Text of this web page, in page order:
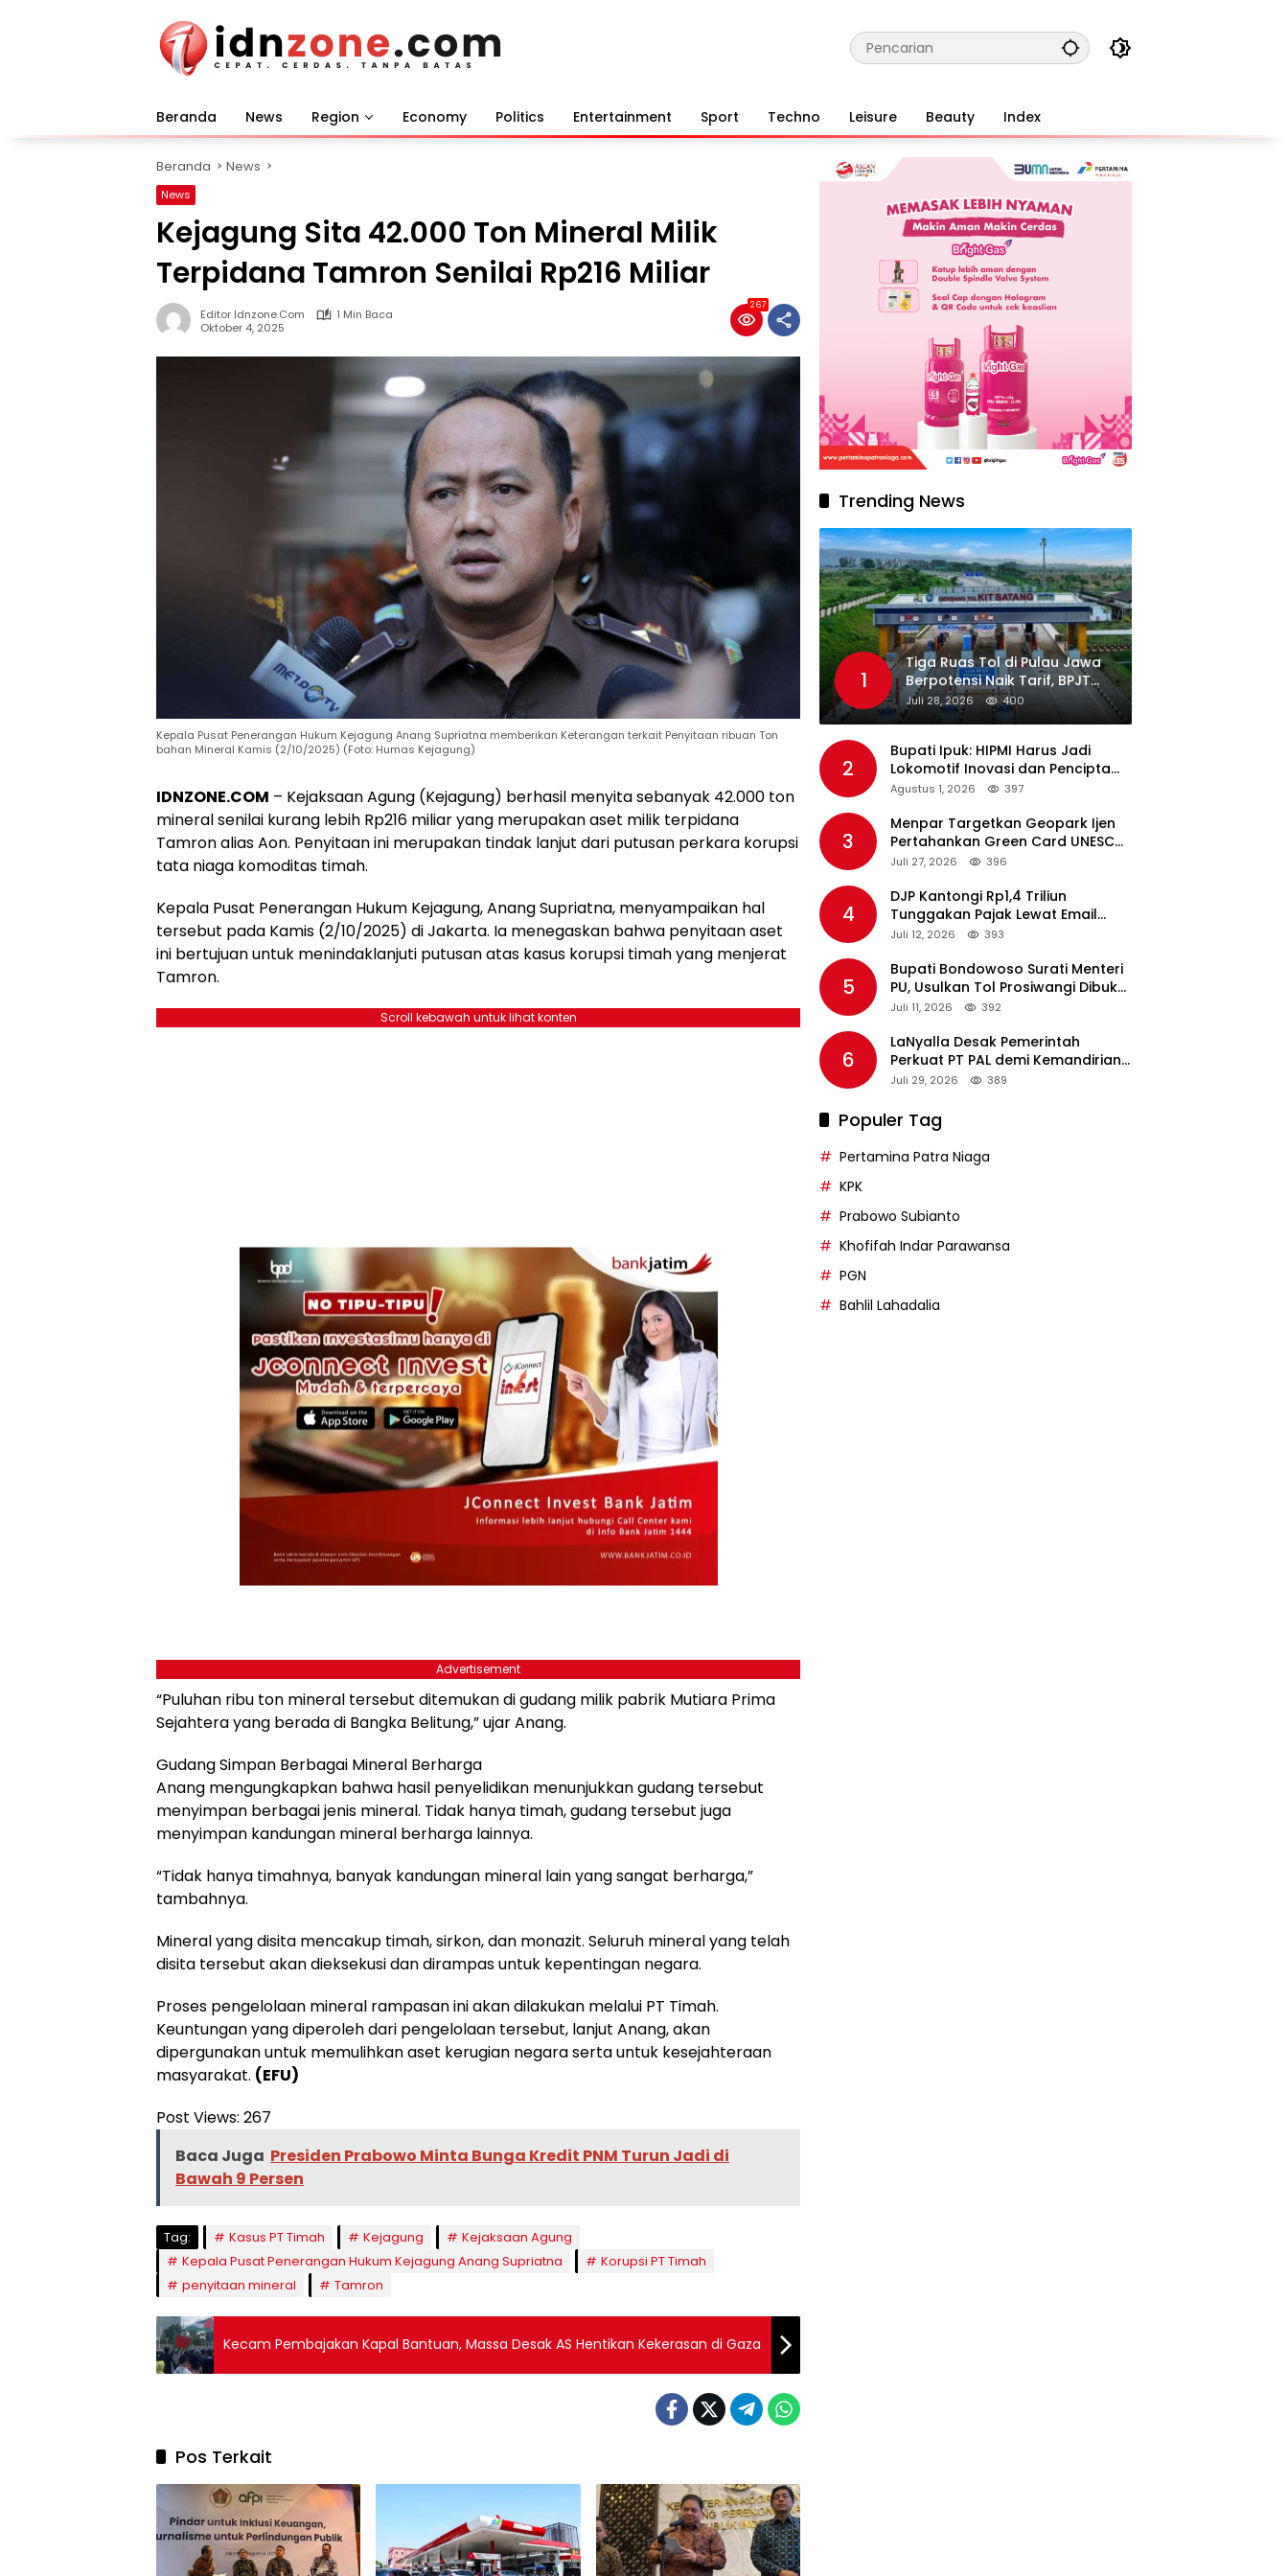
Beranda News Region Economy Politics Entertainment Sport Techno Leisure Beauty Index
Beranda News
News
Kejagung Sita 42.000 Ton Mineral Milik
Terpidana Tamron Senilai Rp216 Miliar
Editor Idnzone.com
1 Min Baca
Oktober 4, 2025
267
Kepala Pusat Penerangan Hukum Kejagung Anang Supriatna memberikan Keterangan terkait Penyitaan ribuan Ton
bahan Mineral Kamis (2/10/2025) (Foto: Humas Kejagung)
IDNZONE.COM – Kejaksaan Agung (Kejagung) berhasil menyita sebanyak 42.000 ton
mineral senilai kurang lebih Rp216 miliar yang merupakan aset milik terpidana
Tamron alias Aon. Penyitaan ini merupakan tindak lanjut dari putusan perkara korupsi
tata niaga komoditas timah.
Kepala Pusat Penerangan Hukum Kejagung, Anang Supriatna, menyampaikan hal
tersebut pada Kamis (2/10/2025) di Jakarta. Ia menegaskan bahwa penyitaan aset
ini bertujuan untuk menindaklanjuti putusan atas kasus korupsi timah yang menjerat
Tamron.
Scroll kebawah untuk lihat konten
Advertisement
“Puluhan ribu ton mineral tersebut ditemukan di gudang milik pabrik Mutiara Prima
Sejahtera yang berada di Bangka Belitung,” ujar Anang.
Gudang Simpan Berbagai Mineral Berharga
Anang mengungkapkan bahwa hasil penyelidikan menunjukkan gudang tersebut
menyimpan berbagai jenis mineral. Tidak hanya timah, gudang tersebut juga
menyimpan kandungan mineral berharga lainnya.
“Tidak hanya timahnya, banyak kandungan mineral lain yang sangat berharga,”
tambahnya.
Mineral yang disita mencakup timah, sirkon, dan monazit. Seluruh mineral yang telah
disita tersebut akan dieksekusi dan dirampas untuk kepentingan negara.
Proses pengelolaan mineral rampasan ini akan dilakukan melalui PT Timah.
Keuntungan yang diperoleh dari pengelolaan tersebut, lanjut Anang, akan
dipergunakan untuk memulihkan aset kerugian negara serta untuk kesejahteraan
masyarakat. (EFU)
Post Views: 267
Baca Juga Presiden Prabowo Minta Bunga Kredit PNM Turun Jadi di
Bawah 9 Persen
Tag: Kasus PT Timah Kejagung
Kejaksaan Agung
Kepala Pusat Penerangan Hukum Kejagung Anang Supriatna
Korupsi PT Timah
penyitaan mineral
Tamron
Kecam Pembajakan Kapal Bantuan, Massa Desak AS Hentikan Kekerasan di Gaza
Pos Terkait
Trending News
1
Tiga Ruas Tol di Pulau Jawa
Berpotensi Naik Tarif, BPJT
Tunggu Hasil Evaluasi
Standar Pelayanan
Juli 28, 2026 400
2
Bupati Ipuk: HIPMI Harus Jadi
Lokomotif Inovasi dan Pencipta
Lapangan Kerja
Agustus 1, 2026 397
3
Menpar Targetkan Geopark Ijen
Pertahankan Green Card UNESCO
pada Revalidasi Agustus 2026
Juli 27, 2026 396
4
DJP Kantongi Rp1,4 Triliun
Tunggakan Pajak Lewat Email
Pengingat, Total Piutang Masih
Juli 12, 2026 393
5
Bupati Bondowoso Surati Menteri
PU, Usulkan Tol Prosiwangi Dibuka
Sementara
Juli 11, 2026 392
6
LaNyalla Desak Pemerintah
Perkuat PT PAL demi Kemandirian
Industri Pertahanan Maritim
Juli 29, 2026 389
Populer Tag
Pertamina Patra Niaga
KPK
Prabowo Subianto
Khofifah Indar Parawansa
PGN
Bahlil Lahadalia